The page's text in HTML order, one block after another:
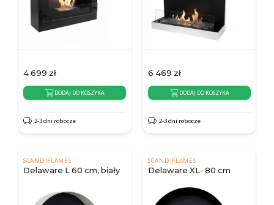
4 699 zł
DODAJ DO KOSZYKA
2-3 dni robocze
6 469 zł
DODAJ DO KOSZYKA
2-3 dni robocze
SCANDIFLAMES
Delaware L 60 cm, biały
SCANDIFLAMES
Delaware XL- 80 cm